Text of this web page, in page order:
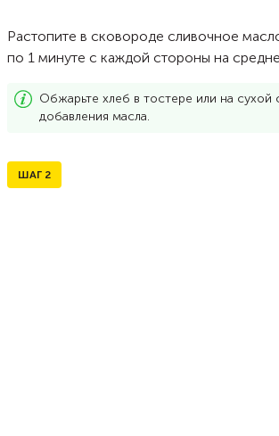
Растопите в сковороде сливочное
по 1 минуте с каждой стороны на
Обжарьте хлеб в тостере или на сухой
добавления масла.
ШАГ 2